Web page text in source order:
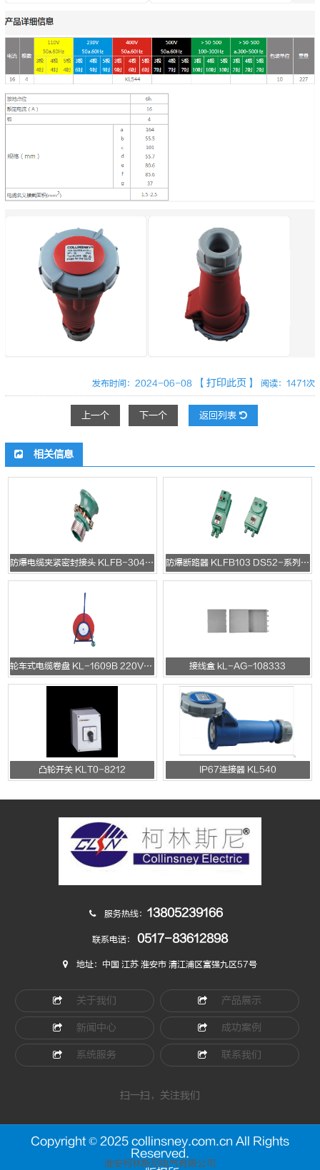
发布时间：2024-06-08 【打印此页】 阅读：1471次
上一个 下一个 返回列表
相关信息
防爆电缆夹紧密封接头 KLFB-304 BDS-系列防爆电缆夹紧密封接头 防爆断路器 KLFB103 DS52-系列防爆断路器(开关)
轮车式电缆卷盘 KL-1609B 220V/10A/16A 接线盒 kL-AG-108333
凸轮开关 KLT0-8212 IP67连接器 KL540
服务热线： 13805239166
联系电话： 0517-83612898
地址：中国 江苏 淮安市 清江浦区富强九区57号
关于我们 产品展示
新闻中心 成功案例
系统服务 联系我们
扫一扫，关注我们
Copyright © 2025 collinsney.com.cn All Rights
Reserved.
淮安柯林斯尼电气有限公司